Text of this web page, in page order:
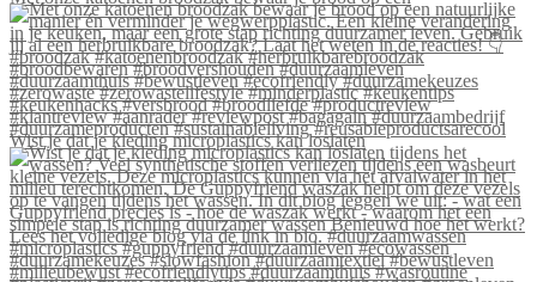
Wist je dat je kleding microplastics kan loslaten